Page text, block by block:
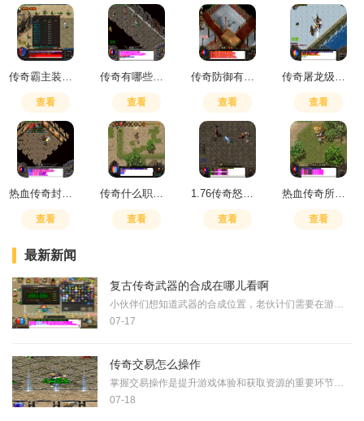
传奇霸主装备怎么打
查看
传奇有哪些城市可以玩
查看
传奇防御有用吗
查看
传奇屠龙级别武器选择
查看
热血传奇封魔谷怎么走图解
查看
传奇什么职业攻击高
查看
1.76传奇怒斩哪里爆
查看
热血传奇所有地图走法一样吗
查看
最新新闻
复古传奇武器的合成在哪儿看啊
小伙伴们想知道武器的合成位置，老伙计们需要在游戏中找到炼金师这个NPC。炼金师通常都待在大伙儿聚集的城镇角落，或者藏在一些神秘的地方。老伙计们可以多留意游戏里的任务指
07-17
传奇交易怎么操作
掌握交易操作是提升游戏体验和获取资源的重要环节。玩家首先需要了解游戏内提供的基本交易方式，通常包括面对面交易和交易行系统。进行面对面交易时，双方玩家必须在安全区域
07-18